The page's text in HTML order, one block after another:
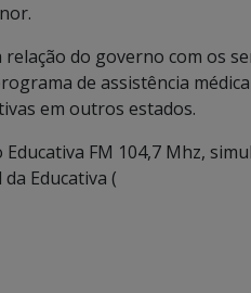
do governo com os
de assistência
em outros estados.
FM 104,7 Mhz,
Educativa (